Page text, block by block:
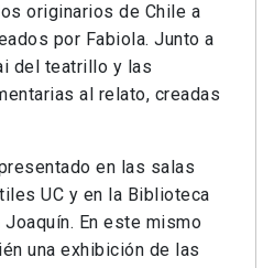
originarios de Chile a
por Fabiola. Junto a
del teatrillo y las
al relato, creadas
en las salas
UC y en la Biblioteca
Joaquín. En este mismo
una exhibición de las